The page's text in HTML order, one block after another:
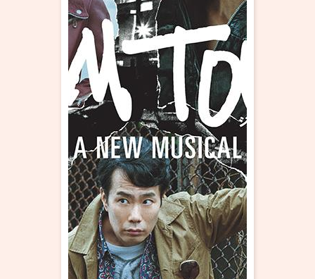
・ フロアマップ
・ レストラン/カフェ
・ 交通案内
・ よくある質問
KAATについて
・ ミッション
・ 芸術監督
・ フロアマップ
・ レストラン/カフェ
KAAT 神奈川芸術劇場